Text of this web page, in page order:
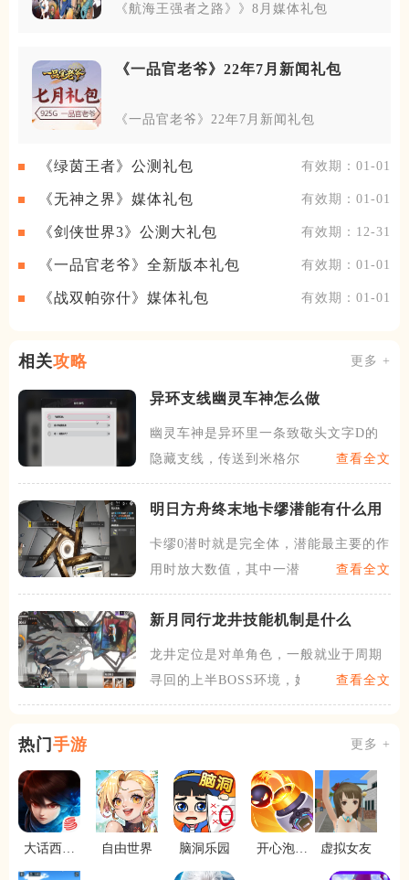
《航海王强者之路》》8月媒体礼包
《一品官老爷》22年7月新闻礼包
《一品官老爷》22年7月新闻礼包
《绿茵王者》公测礼包 有效期：01-01
《无神之界》媒体礼包 有效期：01-01
《剑侠世界3》公测大礼包 有效期：12-31
《一品官老爷》全新版本礼包 有效期：01-01
《战双帕弥什》媒体礼包 有效期：01-01
相关攻略 更多 +
异环支线幽灵车神怎么做
幽灵车神是异环里一条致敬头文字D的
隐藏支线，传送到米格尔区水
查看全文
明日方舟终末地卡缪潜能有什么用
卡缪0潜时就是完全体，潜能最主要的作
用时放大数值，其中一潜可
查看全文
新月同行龙井技能机制是什么
龙井定位是对单角色，一般就业于周期
寻回的上半BOSS环境，她
查看全文
热门手游 更多 +
大话西游
自由世界 脑洞乐园
开心泡泡
虚拟女友